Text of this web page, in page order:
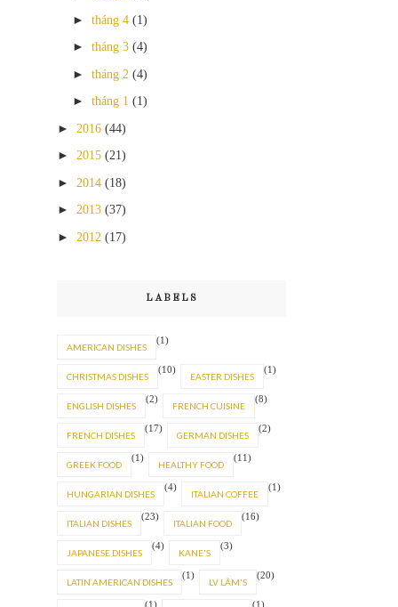
► tháng 4 (1)
► tháng 3 (4)
► tháng 2 (4)
► tháng 1 (1)
► 2016 (44)
► 2015 (21)
► 2014 (18)
► 2013 (37)
► 2012 (17)
LABELS
AMERICAN DISHES
(1)
CHRISTMAS DISHES
(10)
EASTER DISHES
(1)
ENGLISH DISHES
(2)
FRENCH CUISINE
(8)
FRENCH DISHES
(17)
GERMAN DISHES
(2)
GREEK FOOD
(1)
HEALTHY FOOD
(11)
HUNGARIAN DISHES
(4)
ITALIAN COFFEE
(1)
ITALIAN DISHES
(23)
ITALIAN FOOD
(16)
JAPANESE DISHES
(4)
KANE'S
(3)
LATIN AMERICAN DISHES
(1)
LV LÂM'S
(20)
(1) (1)